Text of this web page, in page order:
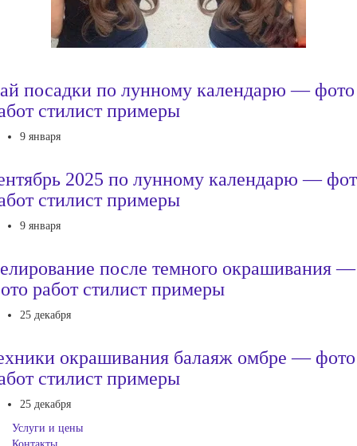
посадки по лунному календарю — фото
стилист примеры
9 января
2025 по лунному календарю —
стилист примеры
9 января
после темного окрашивания —
работ стилист примеры
25 декабря
окрашивания балаяж омбре — фото
стилист примеры
25 декабря
Услуги и цены
Контакты